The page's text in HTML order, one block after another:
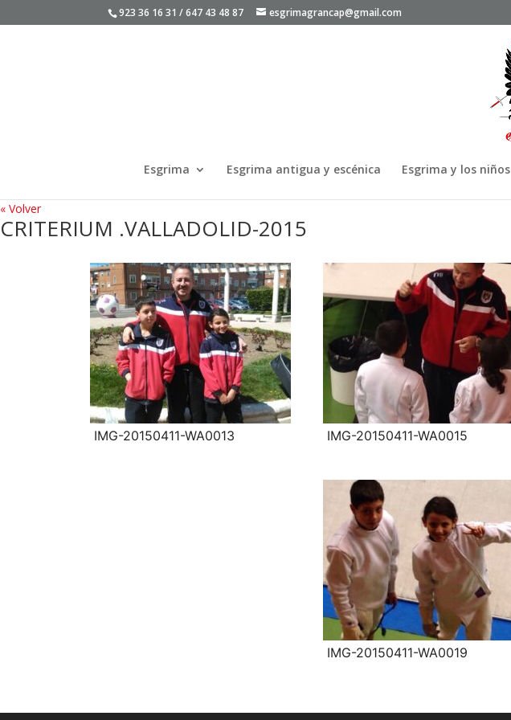
923 36 16 31 / 647 43 48 87 esgrimagrancap@gmail.com
Esgrima Esgrima antigua y escénica Esgrima y los niños
« Volver
CRITERIUM .VALLADOLID-2015
IMG-20150411-WA0013 IMG-20150411-WA0015
IMG-20150411-WA0019